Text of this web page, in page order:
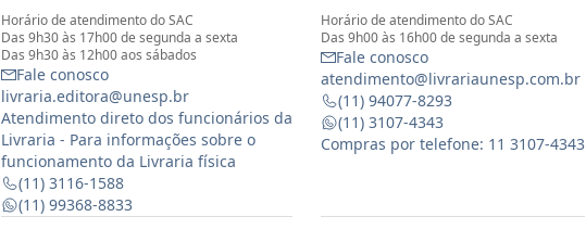
Horário de atendimento do SAC
Das 9h30 às 17h00 de segunda a sexta
Das 9h30 às 12h00 aos sábados
Fale conosco
livraria.editora@unesp.br
Atendimento direto dos funcionários da
Livraria - Para informações sobre o
funcionamento da Livraria física
(11) 3116-1588
(11) 99368-8833
Horário de atendimento do SAC
Das 9h00 às 16h00 de segunda a sexta
Fale conosco
atendimento@livrariaunesp.com.br
(11) 94077-8293
(11) 3107-4343
Compras por telefone: 11 3107-4343